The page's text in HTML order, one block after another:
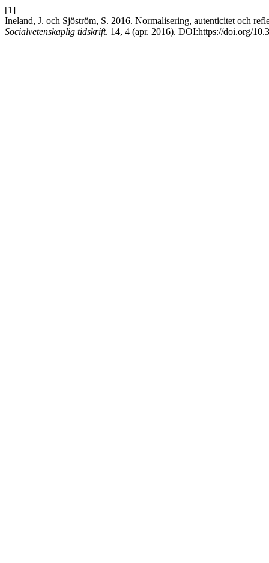
[1]
Ineland, J. och Sjöström, S. 2016. Normalisering, autenticitet och
Socialvetenskaplig tidskrift. 14, 4 (apr. 2016). DOI:https://doi.org/